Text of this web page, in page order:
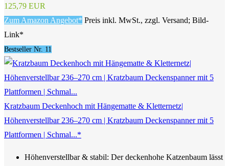
125,79 EUR
Zum Amazon Angebot* Preis inkl. MwSt., zzgl. Versand; Bild-
Link*
Bestseller Nr. 11
Kratzbaum Deckenhoch mit Hängematte & Kletternetz|
Höhenverstellbar 236–270 cm | Kratzbaum Deckenspanner mit 5
Plattformen | Schmal...*
Höhenverstellbar & stabil: Der deckenhohe Katzenbaum lässt